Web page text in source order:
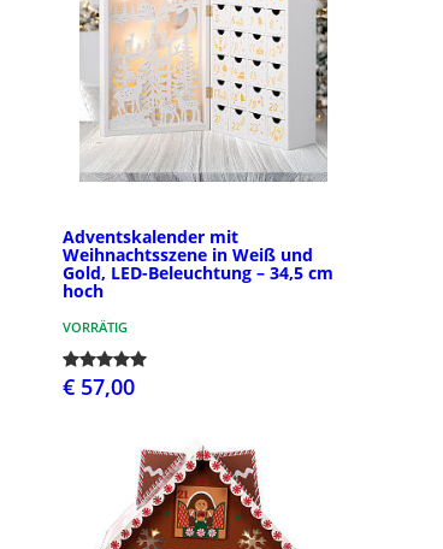
Adventskalender mit
Weihnachtsszene in Weiß und
Gold, LED-Beleuchtung – 34,5 cm
hoch
VORRÄTIG
€ 57,00